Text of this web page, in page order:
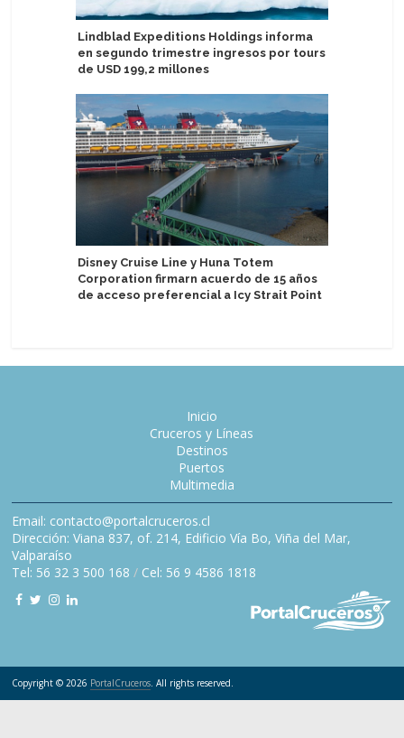
Lindblad Expeditions Holdings informa
en segundo trimestre ingresos por tours
de USD 199,2 millones
Disney Cruise Line y Huna Totem
Corporation firmarn acuerdo de 15 años
de acceso preferencial a Icy Strait Point
Inicio
Cruceros y Líneas
Destinos
Puertos
Multimedia
Email: contacto@portalcruceros.cl
Dirección: Viana 837, of. 214, Edificio Vía Bo, Viña del Mar,
Valparaíso
Tel: 56 32 3 500 168 / Cel: 56 9 4586 1818
Copyright © 2026 PortalCruceros. All rights reserved.